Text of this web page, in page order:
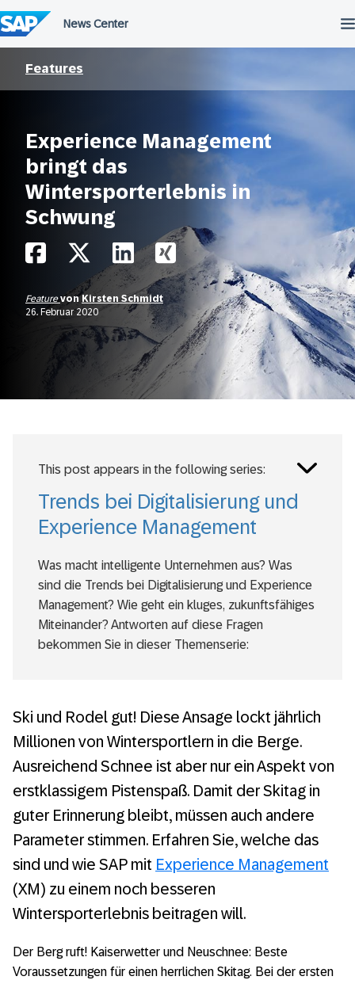
Features
Experience Management
bringt das
Wintersporterlebnis in
Schwung
Featurevon Kirsten Schmidt
26. Februar 2020
This post appears in the following series:
Trends bei Digitalisierung und
Experience Management
Was macht intelligente Unternehmen aus? Was
sind die Trends bei Digitalisierung und Experience
Management? Wie geht ein kluges, zukunftsfähiges
Miteinander? Antworten auf diese Fragen
bekommen Sie in dieser Themenserie:
Toggle
series
Neue Funktionen im Service Management:
Den Kunden besser verstehen
Industrial Intelligence bringt IT und OT in
Einklang
Podcast: #GiveDataPurpose – Wie
Unternehmen den wahren Wert ihrer Daten
nutzen können
Plattform für das intelligente Unternehmen
Gateway für verteilte Datenlandschaften
Ski und Rodel gut! Diese Ansage lockt jährlich
Millionen von Wintersportlern in die Berge.
Ausreichend Schnee ist aber nur ein Aspekt von
erstklassigem Pistenspaß. Damit der Skitag in
guter Erinnerung bleibt, müssen auch andere
Parameter stimmen. Erfahren Sie, welche das
sind und wie SAP mit Experience Management
(XM) zu einem noch besseren
Wintersporterlebnis beitragen will.
Der Berg ruft! Kaiserwetter und Neuschnee: Beste
Voraussetzungen für einen herrlichen Skitag. Bei der ersten